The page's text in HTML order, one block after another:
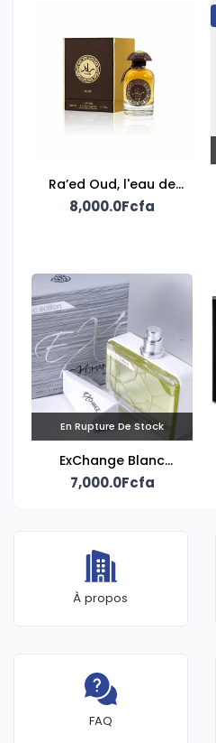
Ra’ed Oud, l'eau de
parfum mixte Lattafa
8,000.0Fcfa
En Rupture De Stock
ExChange Blanc
Edition Unlimited, eau
7,000.0Fcfa
À propos
FAQ